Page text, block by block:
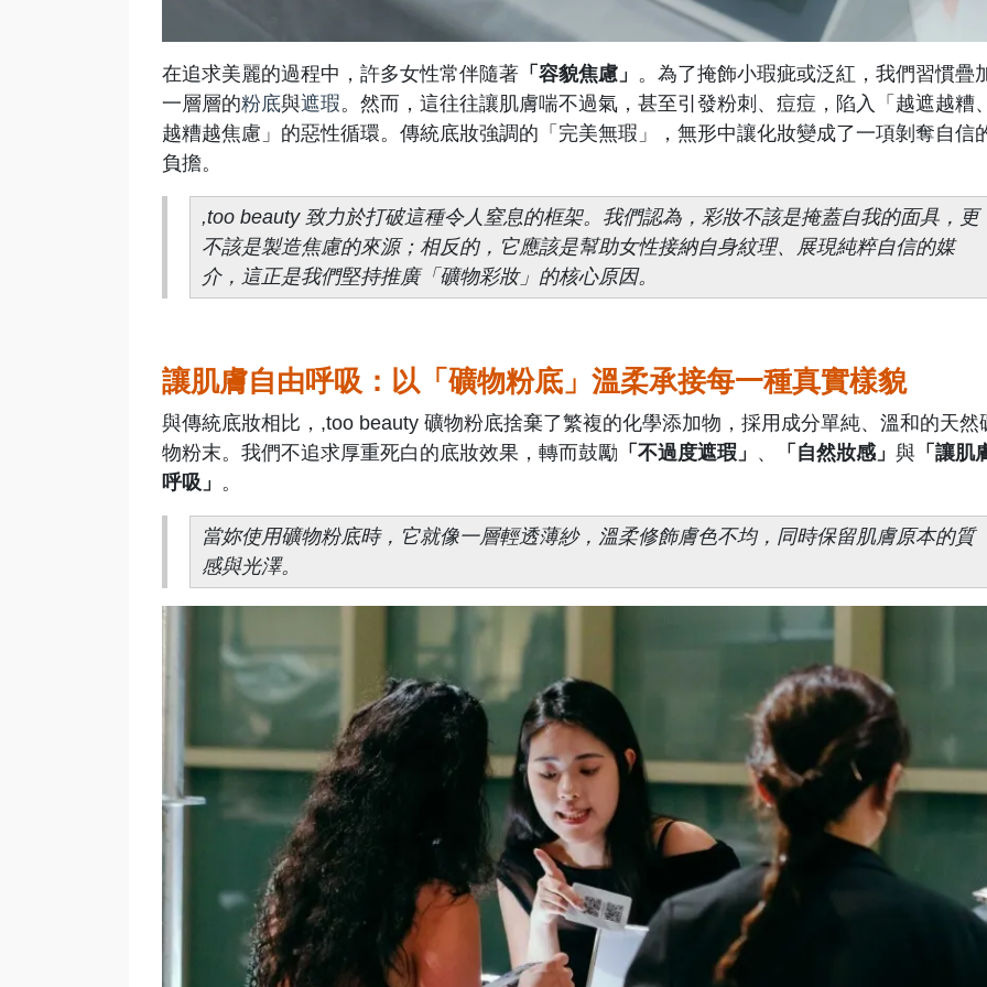
在追求美麗的過程中，許多女性常伴隨著 「容貌焦慮」 。為了掩飾小瑕疵或泛紅，我們習慣疊
一層層的粉底與遮瑕。然而，這往往讓肌膚喘不過氣，甚至引發粉刺、痘痘，陷入「越遮越糟、
越糟越焦慮」的惡性循環。傳統底妝強調的「完美無瑕」，無形中讓化妝變成了一項剝奪自信
負擔。
,too beauty 致力於打破這種令人窒息的框架。我們認為，彩妝不該是掩蓋自我的面具，更
不該是製造焦慮的來源；相反的，它應該是幫助女性接納自身紋理、展現純粹自信的媒
介，這正是我們堅持推廣「礦物彩妝」的核心原因。
讓肌膚自由呼吸：以「礦物粉底」溫柔承接每一種真實樣貌
與傳統底妝相比，,too beauty 礦物粉底捨棄了繁複的化學添加物，採用成分單純、溫和的天然
物粉末。我們不追求厚重死白的底妝效果，轉而鼓勵 「不過度遮瑕」 、 「自然妝感」 與 「讓肌
呼吸」 。
當妳使用礦物粉底時，它就像一層輕透薄紗，溫柔修飾膚色不均，同時保留肌膚原本的質
感與光澤。